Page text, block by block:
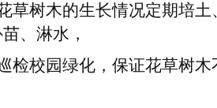
草树木的生长情况定期培
、淋水 ，
检校园绿化，保证花草树